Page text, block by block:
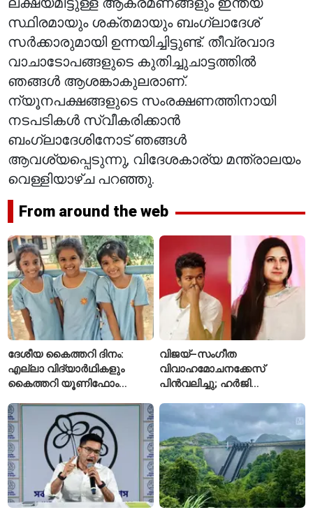
സ്ഥിരമായും ശക്തമായും ബംഗ്ലാദേശ്
സർക്കാരുമായി ഉന്നയിച്ചിട്ടുണ്ട്. തീവ്രവാദ
വാചാടോപങ്ങളുടെ കുതിച്ചുചാട്ടത്തിൽ
ഞങ്ങൾ ആശങ്കാകുലരാണ്.
ന്യൂനപക്ഷങ്ങളുടെ സംരക്ഷണത്തിനായി
നടപടികൾ സ്വീകരിക്കാൻ
ബംഗ്ലാദേശിനോട് ഞങ്ങൾ
ആവശ്യപ്പെടുന്നു, വിദേശകാര്യ മന്ത്രാലയം
വെള്ളിയാഴ്ച പറഞ്ഞു.
From around the web
ദേശീയ കൈത്തറി ദിനം:
എല്ലാ വിദ്യാർഥികളും
കൈത്തറി യൂണിഫോം
സ്കൂൾ വേറിട്ട മാതൃക
വിജയ്–സംഗീത
വിവാഹമോചനക്കേസ്
പിൻവലിച്ചു; ഹർജി
അവസാനിപ്പിച്ച് കോടതി